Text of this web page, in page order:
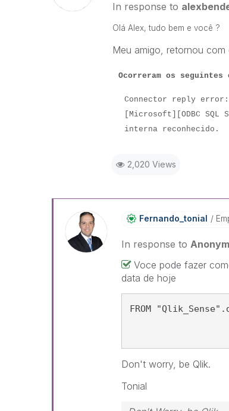
In response to
Olá Alex, tudo bem e você ?
Meu amigo, retornou com
Ocorreram os seguintes
Connector reply
[Microsoft][ODBC SQL
interna reconhecido.
2,020 Views
Fernando_tonial
In response to
Voce pode fazer
data de hoje
FROM
Don't worry, be Qlik.
Tonial